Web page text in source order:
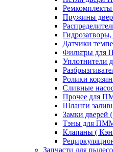
Пружины
Датчики
Фильтры для
Уплотнители
Ролики
Сливные
Прочее для
Шланги
Замки
Тэны для
Клапаны (
Запчасти для